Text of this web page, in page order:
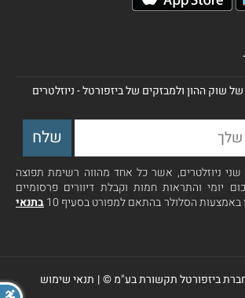
שוק ההון ולמבזקים של ביזפורטל - ניוזלטרים
ניוזלטרים, אשר כל אחד מהווה רשימת תפוצה
יומי והתראות חמות וקבלת דיוורים פרסומיים
באמצעות הסלולר בהתאם למפורט בסעיף 10
בתנאי
ביזפורטל תקשורת בע"מ ©| תנאי שימוש